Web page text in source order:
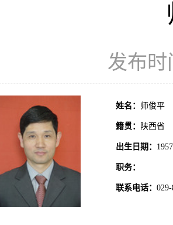
发布时
姓名： 师俊平
籍贯： 陕西省
出生日期：
职务：
联系电话：